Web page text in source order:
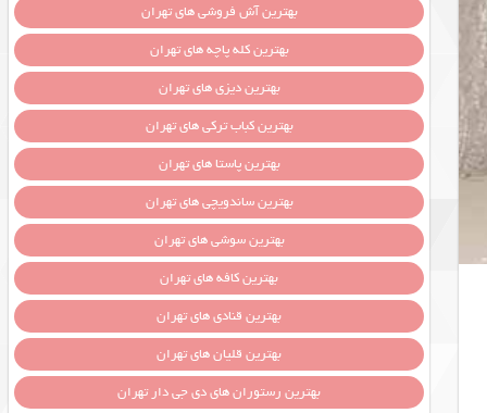
بهترین آش فروشی های تهران
بهترین کله پاچه های تهران
بهترین دیزی های تهران
بهترین کباب ترکی های تهران
بهترین پاستا های تهران
بهترین ساندویچی های تهران
بهترین سوشی های تهران
بهترین کافه های تهران
بهترین قنادی های تهران
بهترین قلیان های تهران
بهترین رستوران های دی جی دار تهران